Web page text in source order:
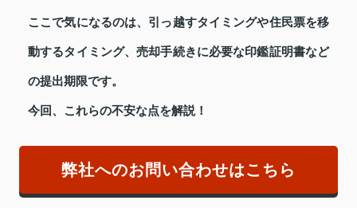
ここで気になるのは、引っ越すタイミングや住民票を移
動するタイミング、売却手続きに必要な印鑑証明書など
の提出期限です。
今回、これらの不安な点を解説！
弊社へのお問い合わせはこちら